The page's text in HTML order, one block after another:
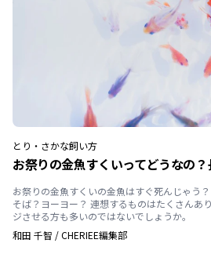
とり・さかな飼い方
お祭りの金魚すくいってどうなの
お祭りの金魚すくいの金魚はすぐ死んじゃう
そば？ヨーヨー？ 連想するものはたくさんあ
ジさせる方も多いのではないでしょうか。
和田 千智 /CHERIEE編集部